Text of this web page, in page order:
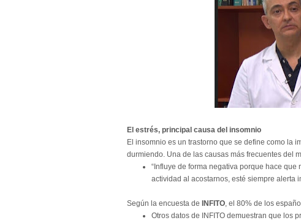
El estrés, principal causa del insomnio
El insomnio es un trastorno que se define como la
durmiendo. Una de las causas más frecuentes del
“ Influye de forma negativa porque hace
actividad al acostarnos, esté siempre alerta
Según la encuesta de INFITO, el 80% de los
Otros datos de INFITO demuestran que los